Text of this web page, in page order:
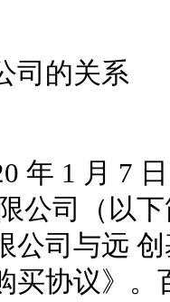
司的关系
年 1 月 7
公司（以
公司与远
买协议》